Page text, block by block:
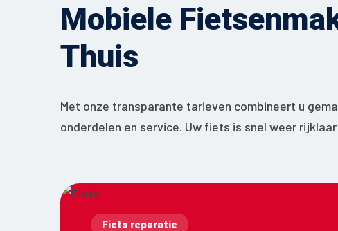
Mobiele
Thuis
Met onze transparante tarieven combineert u
onderdelen en service. Uw fiets is snel weer
Fiets reparatie